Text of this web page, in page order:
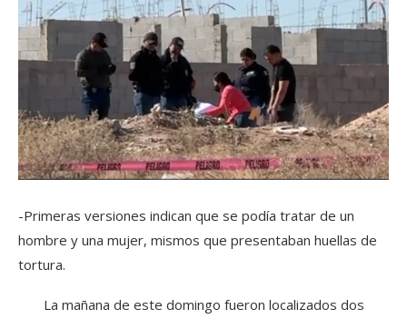
-Primeras versiones indican que se podía tratar de un
hombre y una mujer, mismos que presentaban huellas de
tortura.
La mañana de este domingo fueron localizados dos